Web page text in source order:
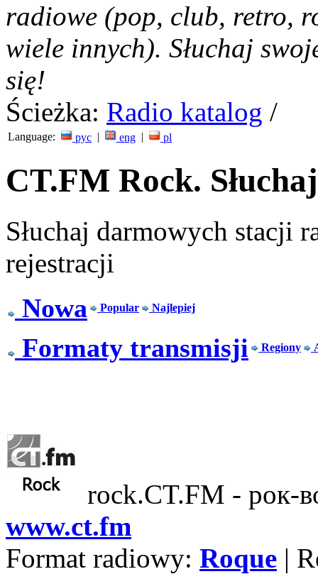
radiowe (pop, club, retro,
wiele innych). Słuchaj
się!
Ścieżka: Radio katalog /
Language: рус | eng | pl
CT.FM Rock.
Słuchaj darmowych stacji
rejestracji
Nowa Popular Najlepiej
Formaty transmisji Regiony
rock.CT.FM - рок-
www.ct.fm
Format radiowy: Roque |